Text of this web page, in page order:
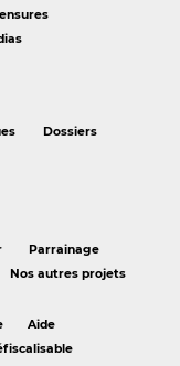
Dossiers
Parrainage
Nos autres projets
Aide